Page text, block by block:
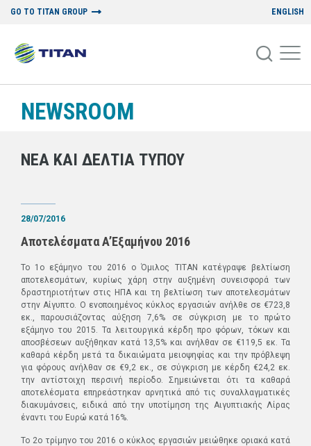
GO TO TITAN GROUP ENGLISH
NEWSROOM
ΝΕΑ ΚΑΙ ΔΕΛΤΙΑ ΤΥΠΟΥ
28/07/2016
Αποτελέσματα A’Εξαμήνου 2016
Το 1o εξάμηνο του 2016 ο Όμιλος ΤΙΤΑΝ κατέγραψε βελτίωση
αποτελεσμάτων, κυρίως χάρη στην αυξημένη συνεισφορά των
δραστηριοτήτων στις ΗΠΑ και τη βελτίωση των αποτελεσμάτων
στην Αίγυπτο. Ο ενοποιημένος κύκλος εργασιών ανήλθε σε €723,8
εκ., παρουσιάζοντας αύξηση 7,6% σε σύγκριση με το πρώτο
εξάμηνο του 2015. Τα λειτουργικά κέρδη προ φόρων, τόκων και
αποσβέσεων αυξήθηκαν κατά 13,5% και ανήλθαν σε €119,5 εκ. Τα
καθαρά κέρδη μετά τα δικαιώματα μειοψηφίας και την πρόβλεψη
για φόρους ανήλθαν σε €9,2 εκ., σε σύγκριση με κέρδη €24,2 εκ.
την αντίστοιχη περσινή περίοδο. Σημειώνεται ότι τα καθαρά
αποτελέσματα επηρεάστηκαν αρνητικά από τις συναλλαγματικές
διακυμάνσεις, ειδικά από την υποτίμηση της Αιγυπτιακής Λίρας
έναντι του Ευρώ κατά 16%.
Το 2ο τρίμηνο του 2016 ο κύκλος εργασιών μειώθηκε οριακά κατά